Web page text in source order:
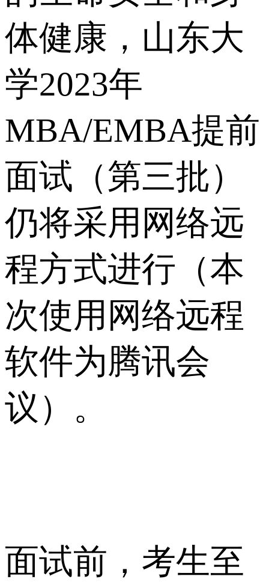
体健康，山东大
学2023年
MBA/EMBA提前
面试（第三批）
仍将采用网络远
程方式进行（本
次使用网络远程
软件为腾讯会
议）。
面试前，考生至